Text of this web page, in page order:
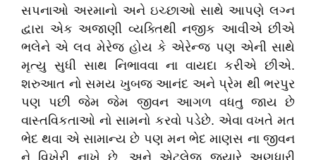
સપનાઓ અરમાનો અને ઇચ્છાઓ સાથે આપણે લગ્ન
દ્વારા એક અજાણી વ્યક્તિથી નજીક આવીએ છીએ
ભલેને એ લવ મેરેજ હોય કે એરેન્જ પણ એની સાથે
મૃત્યુ સુધી સાથ નિભાવવા ના વાયદા કરીએ છીએ.
શરુઆત નો સમય ખુબજ આનંદ અને પ્રેમ થી ભરપુર
પણ પછી જેમ જેમ જીવન આગળ વધતુ જાય છે
વાસ્તવિકતાઓ નો સામનો કરવો પડેછે. એવા વખતે મત
ભેદ થવા એ સામાન્ય છે પણ મન ભેદ માણસ ના જીવન
ને વિખેરી નાખે છે. અને એટલેજ જયારે અણધારી